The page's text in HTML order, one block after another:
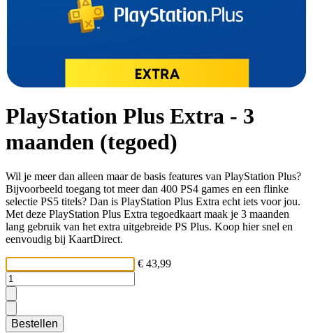
PlayStation Plus Extra - 3
maanden (tegoed)
Wil je meer dan alleen maar de basis features van PlayStation Plus?
Bijvoorbeeld toegang tot meer dan 400 PS4 games en een flinke
selectie PS5 titels? Dan is PlayStation Plus Extra echt iets voor jou.
Met deze PlayStation Plus Extra tegoedkaart maak je 3 maanden
lang gebruik van het extra uitgebreide PS Plus. Koop hier snel en
eenvoudig bij KaartDirect.
€ 43,99
Bestellen